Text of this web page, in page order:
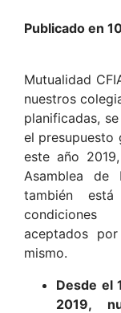
Publicado en
Mutualidad
nuestros
planificadas,
el presupuesto
este año
Asamblea de
también
aceptados
mismo.
Desde el
2019,